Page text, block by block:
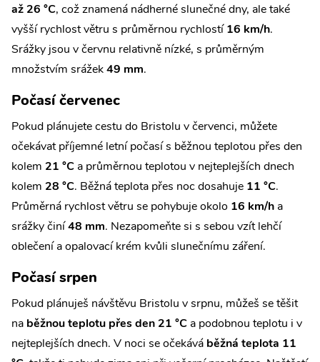
až 26 °C, což znamená nádherné slunečné dny, ale také
vyšší rychlost větru s průměrnou rychlostí16 km/h.
Srážky jsou v červnu relativně nízké, s průměrným
množstvím srážek49 mm.
Počasí červenec
Pokud plánujete cestu do Bristolu v červenci, můžete
očekávat příjemné letní počasí s běžnou teplotou přes den
kolem 21 °C a průměrnou teplotou v nejteplejších dnech
kolem 28 °C. Běžná teplota přes noc dosahuje 11 °C.
Průměrná rychlost větru se pohybuje okolo 16 km/h a
srážky činí48 mm. Nezapomeňte si s sebou vzít lehčí
oblečení a opalovací krém kvůli slunečnímu záření.
Počasí srpen
Pokud plánuješ návštěvu Bristolu v srpnu, můžeš se těšit
na běžnou teplotu přes den 21 °C a podobnou teplotu i v
nejteplejších dnech. V noci se očekává běžná teplota 11